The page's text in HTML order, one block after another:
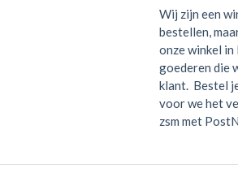
Wij zijn een
bestellen,
onze winkel in
goederen die
klant. Bestel
voor we het
zsm met